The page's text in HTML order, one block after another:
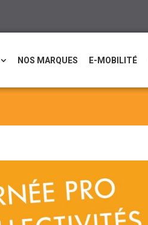
NOS MARQUES E-MOBILITÉ